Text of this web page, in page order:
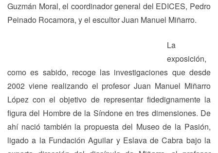
Guzmán Moral, el coordinador general del EDICES, Pedro
Peinado Rocamora, y el escultor Juan Manuel Miñarro.
La
exposición,
como es sabido, recoge las investigaciones que desde
2002 viene realizando el profesor Juan Manuel Miñarro
López con el objetivo de representar fidedignamente la
figura del Hombre de la Síndone en tres dimensiones. De
ahí nació también la propuesta del Museo de la Pasión,
ligado a la Fundación Aguilar y Eslava de Cabra bajo la